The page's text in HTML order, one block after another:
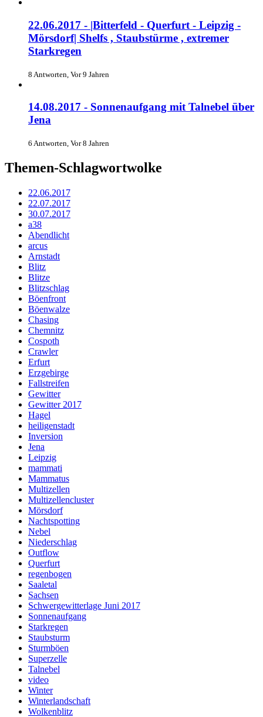
22.06.2017 - |Bitterfeld - Querfurt - Leipzig -
Mörsdorf| Shelfs , Staubstürme , extremer
Starkregen
8 Antworten, Vor 9 Jahren
14.08.2017 - Sonnenaufgang mit Talnebel über
Jena
6 Antworten, Vor 8 Jahren
Themen-Schlagwortwolke
22.06.2017
22.07.2017
30.07.2017
a38
Abendlicht
arcus
Arnstadt
Blitz
Blitze
Blitzschlag
Böenfront
Böenwalze
Chasing
Chemnitz
Cospoth
Crawler
Erfurt
Erzgebirge
Fallstreifen
Gewitter
Gewitter 2017
Hagel
heiligenstadt
Inversion
Jena
Leipzig
mammati
Mammatus
Multizellen
Multizellencluster
Mörsdorf
Nachtspotting
Nebel
Niederschlag
Outflow
Querfurt
regenbogen
Saaletal
Sachsen
Schwergewitterlage Juni 2017
Sonnenaufgang
Starkregen
Staubsturm
Sturmböen
Superzelle
Talnebel
video
Winter
Winterlandschaft
Wolkenblitz